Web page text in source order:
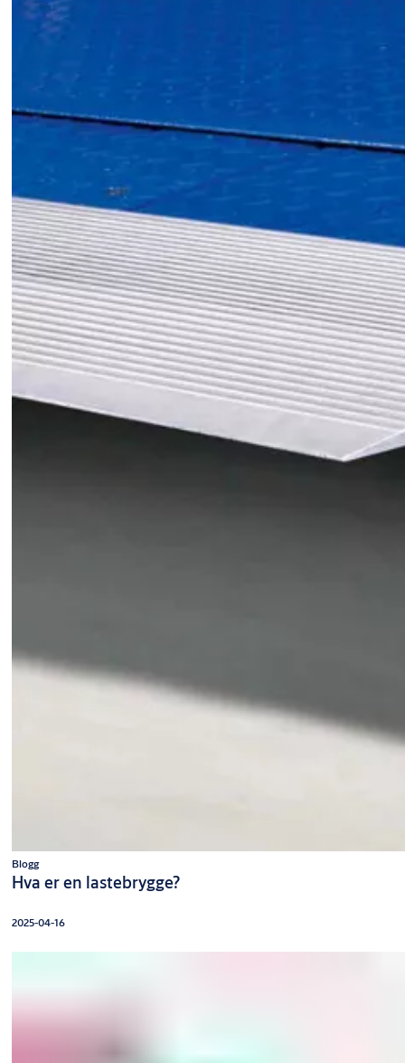
Blogg
Hva er en lastebrygge?
2025-04-16